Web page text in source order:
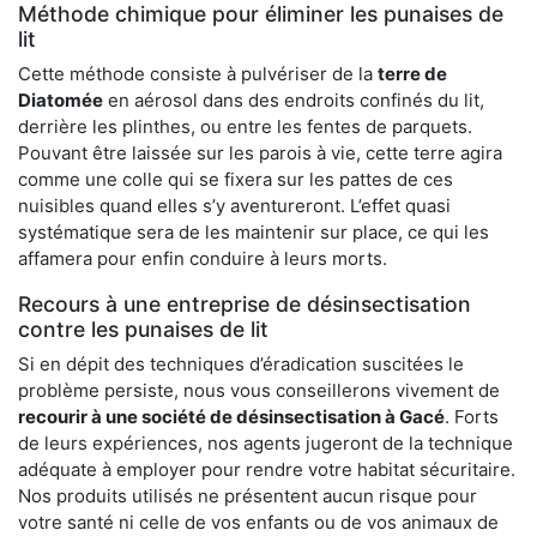
Méthode chimique pour éliminer les punaises de
lit
Cette méthode consiste à pulvériser de la terre de
Diatomée en aérosol dans des endroits confinés du lit,
derrière les plinthes, ou entre les fentes de parquets.
Pouvant être laissée sur les parois à vie, cette terre agira
comme une colle qui se fixera sur les pattes de ces
nuisibles quand elles s’y aventureront. L’effet quasi
systématique sera de les maintenir sur place, ce qui les
affamera pour enfin conduire à leurs morts.
Recours à une entreprise de désinsectisation
contre les punaises de lit
Si en dépit des techniques d’éradication suscitées le
problème persiste, nous vous conseillerons vivement de
recourir à une société de désinsectisation à Gacé. Forts
de leurs expériences, nos agents jugeront de la technique
adéquate à employer pour rendre votre habitat sécuritaire.
Nos produits utilisés ne présentent aucun risque pour
votre santé ni celle de vos enfants ou de vos animaux de